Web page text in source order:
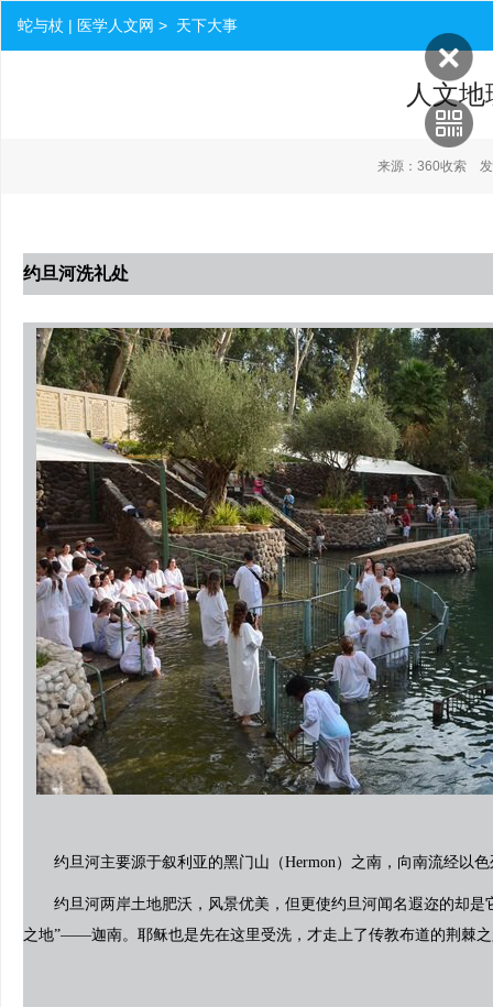
蛇与杖 | 医学人文网 > 天下大事
人文
来源：360收索 发
约旦河洗礼处
约旦河主要源于叙利亚的黑门山（Hermon）之南，向南流经以
约旦河两岸土地肥沃，风景优美，但更使约旦河闻名遐迩的却是
之地”——迦南。耶稣也是先在这里受洗，才走上了传教布道的荆棘